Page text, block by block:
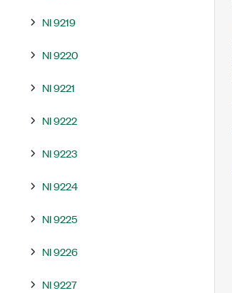
NI 9219
NI 9220
NI 9221
NI 9222
NI 9223
NI 9224
NI 9225
NI 9226
NI 9227